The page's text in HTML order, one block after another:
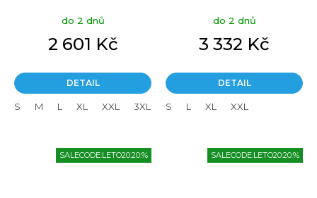
Hood - zelená
do 2 dnů
2 601 Kč
DETAIL
S M L XL XXL 3XL 4XL
do 2 dnů
3 332 Kč
DETAIL
S L XL XXL
SALECODE:LETO20:20:% SALECODE:LETO20:20:%